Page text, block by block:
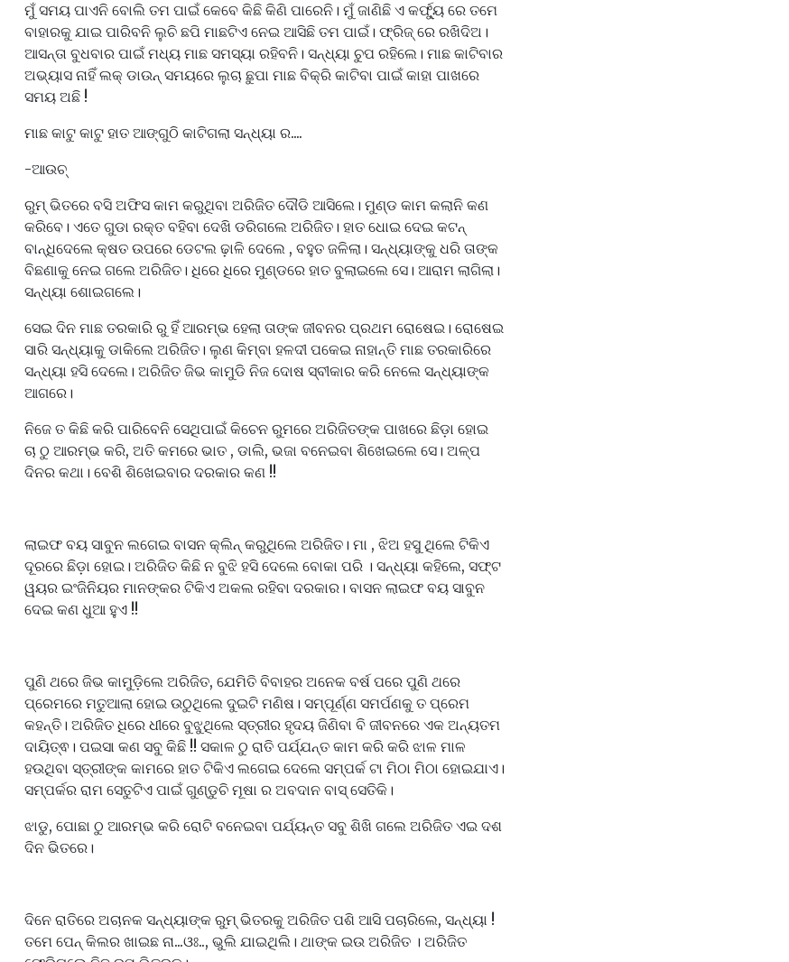
ମୁଁ ସମୟ ପାଏନି ବୋଲି ତମ ପାଇଁ କେବେ କିଛି କିଣି ପାରେନି। ମୁଁ ଜାଣିଛି ଏ କର୍ଫ୍ୟୁ ରେ ତମେ
ବାହାରକୁ ଯାଇ ପାରିବନି ଲୁଚି ଛପି ମାଛଟିଏ ନେଇ ଆସିଛି ତମ ପାଇଁ। ଫ୍ରିଜ୍ ରେ ରଖିଦିଅ।
ଆସନ୍ତା ବୁଧବାର ପାଇଁ ମଧ୍ୟ ମାଛ ସମସ୍ୟା ରହିବନି। ସନ୍ଧ୍ୟା ଚୁପ ରହିଲେ। ମାଛ କାଟିବାର
ଅଭ୍ୟାସ ନାହିଁ ଲକ୍ ଡାଉନ୍ ସମୟରେ ଲୁଚା ଛୁପା ମାଛ ବିକ୍ରି କାଟିବା ପାଇଁ କାହା ପାଖରେ
ସମୟ ଅଛି !
ମାଛ କାଟୁ କାଟୁ ହାତ ଆଙ୍ଗୁଠି କାଟିଗଲା ସନ୍ଧ୍ୟା ର....
-ଆଉଚ୍
ରୁମ୍ ଭିତରେ ବସି ଅଫିସ କାମ କରୁଥିବା ଅରିଜିତ ଦୌଡି ଆସିଲେ। ମୁଣ୍ଡ କାମ କଲାନି କଣ
କରିବେ। ଏତେ ଗୁଡା ରକ୍ତ ବହିବା ଦେଖି ଡରିଗଲେ ଅରିଜିତ। ହାତ ଧୋଇ ଦେଇ କଟନ୍
ବାନ୍ଧିଦେଲେ କ୍ଷତ ଉପରେ ଡେଟଲ ଢ଼ାଳି ଦେଲେ , ବହୁତ ଜଳିଲା। ସନ୍ଧ୍ୟାଙ୍କୁ ଧରି ତାଙ୍କ
ବିଛଣାକୁ ନେଇ ଗଲେ ଅରିଜିତ। ଧିରେ ଧିରେ ମୁଣ୍ଡରେ ହାତ ବୁଲାଇଲେ ସେ। ଆରାମ ଲାଗିଲା।
ସନ୍ଧ୍ୟା ଶୋଇଗଲେ।
ସେଇ ଦିନ ମାଛ ତରକାରି ରୁ ହିଁ ଆରମ୍ଭ ହେଲା ତାଙ୍କ ଜୀବନର ପ୍ରଥମ ରୋଷେଇ। ରୋଷେଇ
ସାରି ସନ୍ଧ୍ୟାକୁ ଡାକିଲେ ଅରିଜିତ। ଲୁଣ କିମ୍ବା ହଳଦୀ ପକେଇ ନାହାନ୍ତି ମାଛ ତରକାରିରେ
ସନ୍ଧ୍ୟା ହସି ଦେଲେ। ଅରିଜିତ ଜିଭ କାମୁଡି ନିଜ ଦୋଷ ସ୍ବୀକାର କରି ନେଲେ ସନ୍ଧ୍ୟାଙ୍କ
ଆଗରେ।
ନିଜେ ତ କିଛି କରି ପାରିବେନି ସେଥିପାଇଁ କିଚେନ ରୁମରେ ଅରିଜିତଙ୍କ ପାଖରେ ଛିଡ଼ା ହୋଇ
ଚା ଠୁ ଆରମ୍ଭ କରି, ଅତି କମରେ ଭାତ , ଡାଲି, ଭଜା ବନେଇବା ଶିଖେଇଲେ ସେ। ଅଳ୍ପ
ଦିନର କଥା। ବେଶି ଶିଖେଇବାର ଦରକାର କଣ !!
ଲାଇଫ ବୟ ସାବୁନ ଲଗେଇ ବାସନ କ୍ଲିନ୍ କରୁଥିଲେ ଅରିଜିତ। ମା , ଝିଅ ହସୁ ଥିଲେ ଟିକିଏ
ଦୂରରେ ଛିଡ଼ା ହୋଇ। ଅରିଜିତ କିଛି ନ ବୁଝି ହସି ଦେଲେ ବୋକା ପରି । ସନ୍ଧ୍ୟା କହିଲେ, ସଫ୍ଟ
ୱୟର ଇଂଜିନିୟର ମାନଙ୍କର ଟିକିଏ ଅକଲ ରହିବା ଦରକାର। ବାସନ ଲାଇଫ ବୟ ସାବୁନ
ଦେଇ କଣ ଧୁଆ ହୁଏ !!
ପୁଣି ଥରେ ଜିଭ କାମୁଡ଼ିଲେ ଅରିଜିତ, ଯେମିତି ବିବାହର ଅନେକ ବର୍ଷ ପରେ ପୁଣି ଥରେ
ପ୍ରେମରେ ମତୁଆଲା ହୋଇ ଉଠୁଥିଲେ ଦୁଇଟି ମଣିଷ। ସମ୍ପୂର୍ଣ୍ଣ ସମର୍ପଣକୁ ତ ପ୍ରେମ
କହନ୍ତି। ଅରିଜିତ ଧିରେ ଧୀରେ ବୁଝୁଥିଲେ ସ୍ତ୍ରୀର ହୃଦୟ ଜିଣିବା ବି ଜୀବନରେ ଏକ ଅନ୍ୟତମ
ଦାୟିତ୍ଵ। ପଇସା କଣ ସବୁ କିଛି !! ସକାଳ ଠୁ ରାତି ପର୍ଯ୍ଯନ୍ତ କାମ କରି କରି ଝାଳ ମାଳ
ହଉଥିବା ସ୍ତ୍ରୀଙ୍କ କାମରେ ହାତ ଟିକିଏ ଲଗେଇ ଦେଲେ ସମ୍ପର୍କ ଟା ମିଠା ମିଠା ହୋଇଯାଏ।
ସମ୍ପର୍କର ରାମ ସେତୁଟିଏ ପାଇଁ ଗୁଣ୍ଡୁଚି ମୂଷା ର ଅବଦାନ ବାସ୍ ସେତିକି।
ଝାଡୁ, ପୋଛା ଠୁ ଆରମ୍ଭ କରି ରୋଟି ବନେଇବା ପର୍ଯ୍ୟନ୍ତ ସବୁ ଶିଖି ଗଲେ ଅରିଜିତ ଏଇ ଦଶ
ଦିନ ଭିତରେ।
ଦିନେ ରାତିରେ ଅଚାନକ ସନ୍ଧ୍ୟାଙ୍କ ରୁମ୍ ଭିତରକୁ ଅରିଜିତ ପଶି ଆସି ପଚାରିଲେ, ସନ୍ଧ୍ୟା !
ତମେ ପେନ୍ କିଲର ଖାଇଛ ନା...ଓଃ.., ଭୁଲି ଯାଇଥିଲି। ଥାଙ୍କ ଇଉ ଅରିଜିତ । ଅରିଜିତ